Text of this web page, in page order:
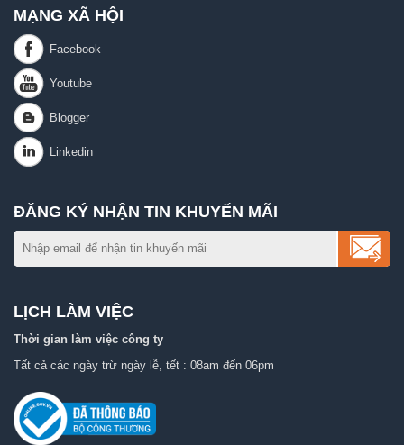
MẠNG XÃ HỘI
ĐĂNG KÝ NHẬN TIN KHUYẾN MÃI
LỊCH LÀM VIỆC
Thời gian làm việc công ty
Tất cả các ngày trừ ngày lễ, tết : 08am đến 06pm